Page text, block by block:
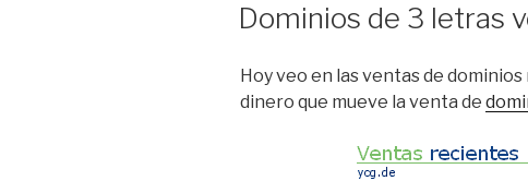
Dominios de 3 letras
Hoy veo en las ventas de
dinero que mueve la venta de